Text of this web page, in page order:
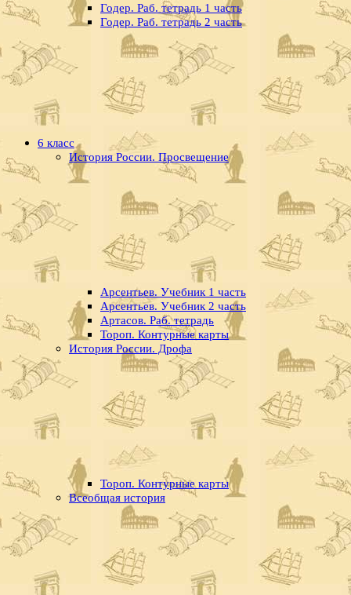
Годер. Раб. тетрадь 1 часть
Годер. Раб. тетрадь 2 часть
6 класс
История России. Просвещение
Арсентьев. Учебник 1 часть
Арсентьев. Учебник 2 часть
Артасов. Раб. тетрадь
Тороп. Контурные карты
История России. Дрофа
Тороп. Контурные карты
Всеобщая история